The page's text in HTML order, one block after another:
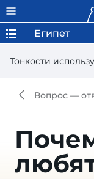
Тонкости
Египет
Вопрос —